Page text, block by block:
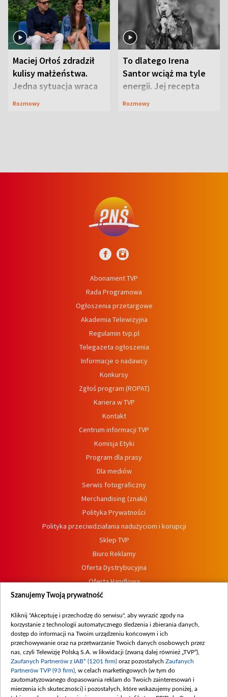
Maciej Orłoś zdradził
kulisy małżeństwa.
Jedna sytuacja wraca
jak bumerang
Rozmowy
To dlatego Irena
Santor wciąż ma tyle
energii. Jej recepta
jest zaskakująco
Rozmowy
Abonament TVP
Rada Programowa
Ogłoszenia przetargowe
Akademia Telewizyjna
Regulamin tvp.pl
Telegazeta ogłoszenia
Informacje o nadawcy
Konkursy
Zgłoś program (ROPAT)
Kariera w TVP
Kontakt
Centrum informacji TVP
Komisja Etyki
Program dla prasy
Dla mediów
Serwis fotograficzny
Merchandising (znaki)
Polityka Prywatności
Polityka przeciwdziałania nadużyciom i korupcji
Sklep TVP
Biuro Reklamy
Oferta Dystrybucyjna
Oferta Handlowa
Dostępność
Procedura zgłoszeń wewnętrznych
Szanujemy Twoją prywatność
Kliknij "Akceptuję i przechodzę do serwisu", aby wyrazić zgody na
korzystanie z technologii automatycznego śledzenia i zbierania danych,
dostęp do informacji na Twoim urządzeniu końcowym i ich
przechowywanie oraz na przetwarzanie Twoich danych osobowych przez
nas, czyli Telewizję Polską S.A. w likwidacji (zwaną dalej również „TVP”),
Zaufanych Partnerów z IAB* (1201 firm) oraz pozostałych Zaufanych
Partnerów TVP (93 firm) , w celach marketingowych (w tym do
zautomatyzowanego dopasowania reklam do Twoich zainteresowań i
mierzenia ich skuteczności) i pozostałych, które wskazujemy poniżej, a